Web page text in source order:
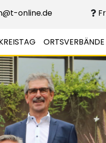
online.de
ORTSVERBÄNDE